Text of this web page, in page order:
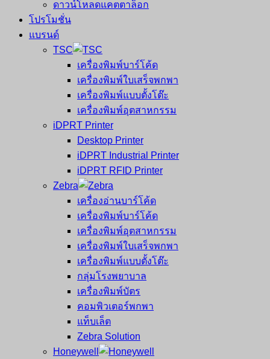
ดาวน์โหลดแคตตาล็อก
โปรโมชั่น
แบรนด์
TSC
เครื่องพิมพ์บาร์โค้ด
เครื่องพิมพ์ใบเสร็จพกพา
เครื่องพิมพ์แบบตั้งโต๊ะ
เครื่องพิมพ์อุตสาหกรรม
iDPRT Printer
Desktop Printer
iDPRT Industrial Printer
iDPRT RFID Printer
Zebra
เครื่องอ่านบาร์โค้ด
เครื่องพิมพ์บาร์โค้ด
เครื่องพิมพ์อุตสาหกรรม
เครื่องพิมพ์ใบเสร็จพกพา
เครื่องพิมพ์แบบตั้งโต๊ะ
กลุ่มโรงพยาบาล
เครื่องพิมพ์บัตร
คอมพิวเตอร์พกพา
แท็บเล็ต
Zebra Solution
Honeywell